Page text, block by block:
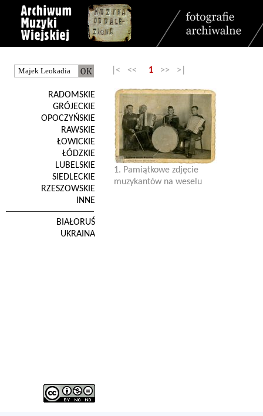
RADOMSKIE
GRÓJECKIE
OPOCZYŃSKIE
RAWSKIE
ŁOWICKIE
ŁÓDZKIE
LUBELSKIE
SIEDLECKIE
RZESZOWSKIE
INNE
BIAŁORUŚ
UKRAINA
|< << 1 >> >|
1. Pamiątkowe zdjęcie
muzykantów na weselu